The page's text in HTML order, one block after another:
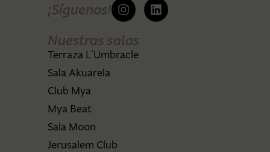
¡Síguenos!
Nuestras salas
Terraza L´Umbracle
Sala Akuarela
Club Mya
Mya Beat
Sala Moon
Jerusalem Club